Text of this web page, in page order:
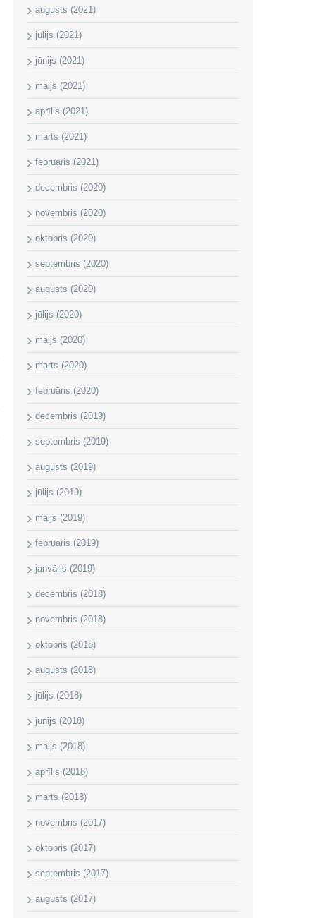
augusts (2021)
jūlijs (2021)
jūnijs (2021)
maijs (2021)
aprīlis (2021)
marts (2021)
februāris (2021)
decembris (2020)
novembris (2020)
oktobris (2020)
septembris (2020)
augusts (2020)
jūlijs (2020)
maijs (2020)
marts (2020)
februāris (2020)
decembris (2019)
septembris (2019)
augusts (2019)
jūlijs (2019)
maijs (2019)
februāris (2019)
janvāris (2019)
decembris (2018)
novembris (2018)
oktobris (2018)
augusts (2018)
jūlijs (2018)
jūnijs (2018)
maijs (2018)
aprīlis (2018)
marts (2018)
novembris (2017)
oktobris (2017)
septembris (2017)
augusts (2017)